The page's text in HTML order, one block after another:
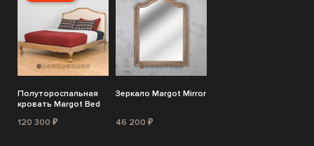
Полутороспальная
кровать Margot Bed
120 300 ₽
Зеркало Margot Mirror
46 200 ₽